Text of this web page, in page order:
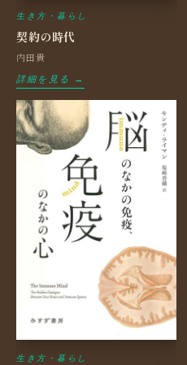
生き方・暮らし
契約の時代
内田貴
詳細を見る →
生き方・暮らし